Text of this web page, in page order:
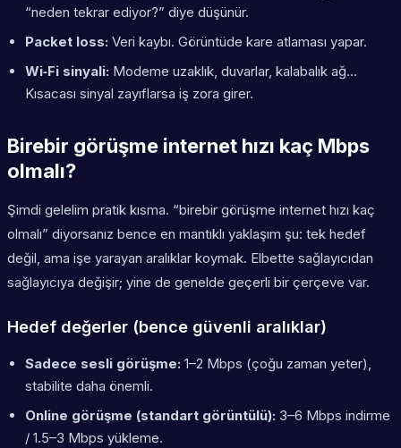
“neden tekrar ediyor?” diye düşünür.
Packet loss: Veri kaybı. Görüntüde kare atlaması yapar.
Wi‑Fi sinyali: Modeme uzaklık, duvarlar, kalabalık ağ…
Kısacası sinyal zayıflarsa iş zora girer.
Birebir görüşme internet hızı kaç Mbps
olmalı?
Şimdi gelelim pratik kısma. “birebir görüşme internet hızı kaç
olmalı” diyorsanız bence en mantıklı yaklaşım şu: tek hedef
değil, ama işe yarayan aralıklar koymak. Elbette sağlayıcıdan
sağlayıcıya değişir; yine de genelde geçerli bir çerçeve var.
Hedef değerler (bence güvenli aralıklar)
Sadece sesli görüşme: 1–2 Mbps (çoğu zaman yeter),
stabilite daha önemli.
Online görüşme (standart görüntülü): 3–6 Mbps indirme
/ 1.5–3 Mbps yükleme.